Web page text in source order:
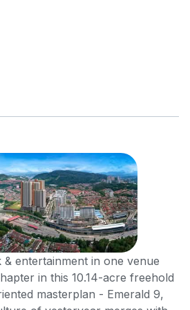
entertainment in one venue
in this 10.14-acre freehold
masterplan - Emerald 9,